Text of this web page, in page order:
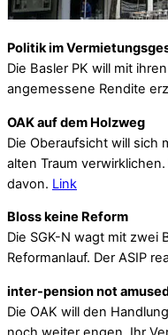
Politik im
Die Basler PK will mit
angemessene Rendite
OAK auf dem Holzweg
Die Oberaufsicht will sich
alten Traum
davon. Link
Bloss keine Reform
Die SGK-N wagt mit zwei
Reformanlauf. Der ASIP
inter-pension not
Die OAK will den